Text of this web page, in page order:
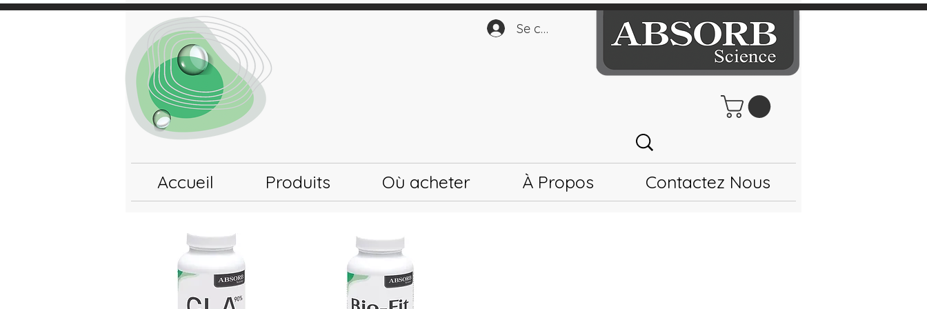
Se connecter
Accueil Produits Où acheter À Propos Contactez Nous